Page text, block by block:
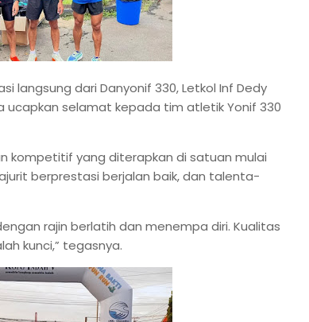
langsung dari Danyonif 330, Letkol Inf Dedy
ucapkan selamat kepada tim atletik Yonif 330
kompetitif yang diterapkan di satuan mulai
berprestasi berjalan baik, dan talenta-
rajin berlatih dan menempa diri. Kualitas
kunci,” tegasnya.